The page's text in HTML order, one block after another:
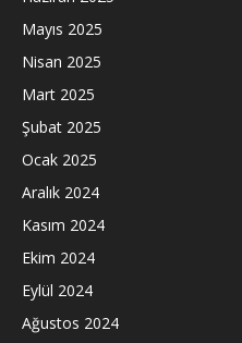
Mayıs 2025
Nisan 2025
Mart 2025
Şubat 2025
Ocak 2025
Aralık 2024
Kasım 2024
Ekim 2024
Eylül 2024
Ağustos 2024